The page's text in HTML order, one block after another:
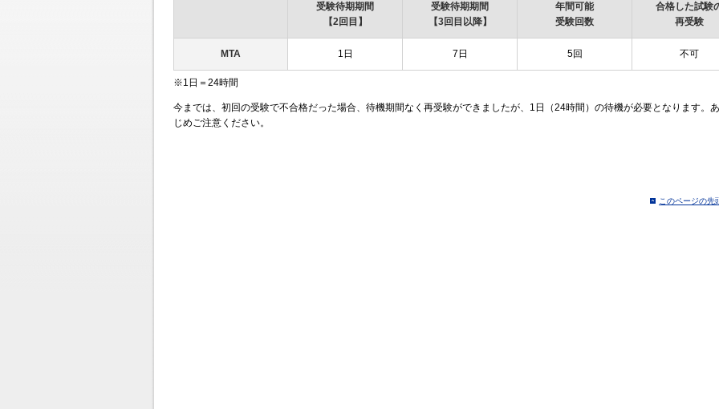
受験待期期間
【2回目】
受験待期期間
【3回目以降】
年間可能
受験回数
合格した試験
再受験
MTA 1日 7日 5回 不可
※1日＝24時間
今までは、初回の受験で不合格だった場合、待機期間なく再受験ができましたが、1日（24時間）の待機が必要となります。
じめご注意ください。
このページの先